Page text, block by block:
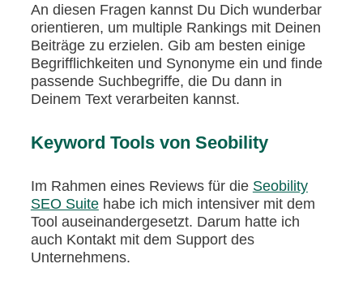
An diesen Fragen kannst Du Dich wunderbar
orientieren, um multiple Rankings mit Deinen
Beiträge zu erzielen. Gib am besten einige
Begrifflichkeiten und Synonyme ein und finde
passende Suchbegriffe, die Du dann in
Deinem Text verarbeiten kannst.
Keyword Tools von Seobility
Im Rahmen eines Reviews für die Seobility
SEO Suitehabe ich mich intensiver mit dem
Tool auseinandergesetzt. Darum hatte ich
auch Kontakt mit dem Support des
Unternehmens.